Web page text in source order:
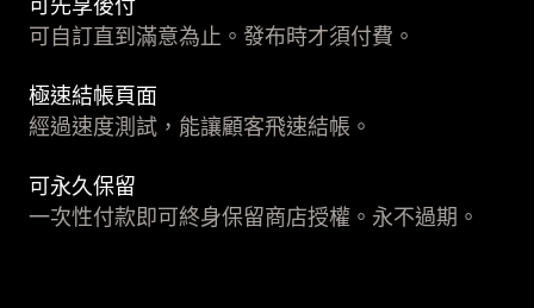
可先享後付
可自訂直到滿意為止。發布時才須付費。
極速結帳頁面
經過速度測試，能讓顧客飛速結帳。
可永久保留
一次性付款即可終身保留商店授權。永不過期。